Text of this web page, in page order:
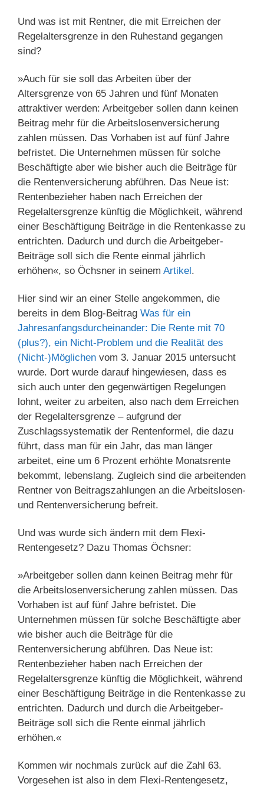
Und was ist mit Rentner, die mit Erreichen der
Regelaltersgrenze in den Ruhestand gegangen
sind?
»Auch für sie soll das Arbeiten über der
Altersgrenze von 65 Jahren und fünf Monaten
attraktiver werden: Arbeitgeber sollen dann keinen
Beitrag mehr für die Arbeitslosenversicherung
zahlen müssen. Das Vorhaben ist auf fünf Jahre
befristet. Die Unternehmen müssen für solche
Beschäftigte aber wie bisher auch die Beiträge für
die Rentenversicherung abführen. Das Neue ist:
Rentenbezieher haben nach Erreichen der
Regelaltersgrenze künftig die Möglichkeit, während
einer Beschäftigung Beiträge in die Rentenkasse zu
entrichten. Dadurch und durch die Arbeitgeber-
Beiträge soll sich die Rente einmal jährlich
erhöhen«, so Öchsner in seinem Artikel.
Hier sind wir an einer Stelle angekommen, die
bereits in dem Blog-Beitrag Was für ein
Jahresanfangsdurcheinander: Die Rente mit 70
(plus?), ein Nicht-Problem und die Realität des
(Nicht-)Möglichen vom 3. Januar 2015 untersucht
wurde. Dort wurde darauf hingewiesen, dass es
sich auch unter den gegenwärtigen Regelungen
lohnt, weiter zu arbeiten, also nach dem Erreichen
der Regelaltersgrenze – aufgrund der
Zuschlagssystematik der Rentenformel, die dazu
führt, dass man für ein Jahr, das man länger
arbeitet, eine um 6 Prozent erhöhte Monatsrente
bekommt, lebenslang. Zugleich sind die arbeitenden
Rentner von Beitragszahlungen an die Arbeitslosen-
und Rentenversicherung befreit.
Und was wurde sich ändern mit dem Flexi-
Rentengesetz? Dazu Thomas Öchsner:
»Arbeitgeber sollen dann keinen Beitrag mehr für
die Arbeitslosenversicherung zahlen müssen. Das
Vorhaben ist auf fünf Jahre befristet. Die
Unternehmen müssen für solche Beschäftigte aber
wie bisher auch die Beiträge für die
Rentenversicherung abführen. Das Neue ist:
Rentenbezieher haben nach Erreichen der
Regelaltersgrenze künftig die Möglichkeit, während
einer Beschäftigung Beiträge in die Rentenkasse zu
entrichten. Dadurch und durch die Arbeitgeber-
Beiträge soll sich die Rente einmal jährlich
erhöhen.«
Kommen wir nochmals zurück auf die Zahl 63.
Vorgesehen ist also in dem Flexi-Rentengesetz,